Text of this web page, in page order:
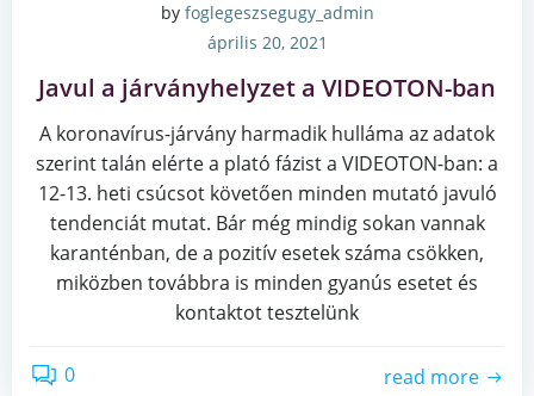
by foglegeszsegugy_admin
április 20, 2021
Javul a járványhelyzet a VIDEOTON-ban
A koronavírus-járvány harmadik hulláma az adatok
szerint talán elérte a plató fázist a VIDEOTON-ban: a
12-13. heti csúcsot követően minden mutató javuló
tendenciát mutat. Bár még mindig sokan vannak
karanténban, de a pozitív esetek száma csökken,
miközben továbbra is minden gyanús esetet és
kontaktot tesztelünk
0 read more